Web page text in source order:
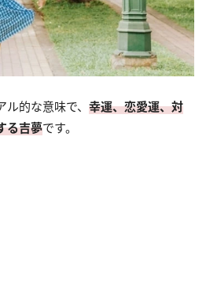
的な意味で、 幸運、恋愛運、対
る吉夢です。